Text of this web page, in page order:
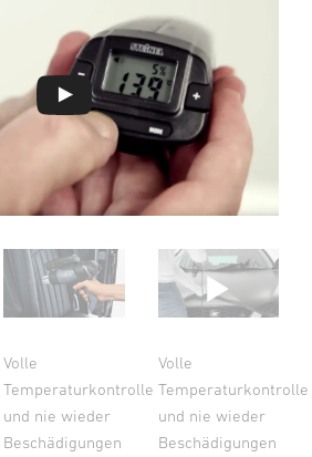
Volle
Temperaturkontrolle
und nie wieder
Beschädigungen
Volle
Temperaturkontrolle
und nie wieder
Beschädigungen